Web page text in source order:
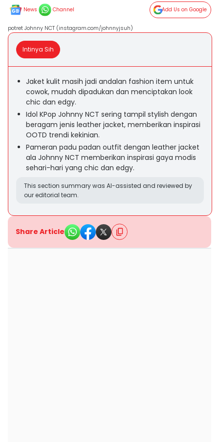
News Channel Add Us on Google
potret Johnny NCT (instagram.com/johnnyjsuh)
Intinya Sih
Jaket kulit masih jadi andalan fashion item untuk
cowok, mudah dipadukan dan menciptakan look
chic dan edgy.
Idol KPop Johnny NCT sering tampil stylish dengan
beragam jenis leather jacket, memberikan inspirasi
OOTD trendi kekinian.
Pameran padu padan outfit dengan leather jacket
ala Johnny NCT memberikan inspirasi gaya modis
sehari-hari yang chic dan edgy.
This section summary was AI-assisted and reviewed by
our editorial team.
Share Article